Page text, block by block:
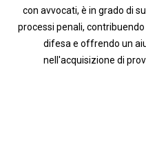
con avvocati, è in grado di
processi penali,
difesa e offrendo un
nell'acquisizione di